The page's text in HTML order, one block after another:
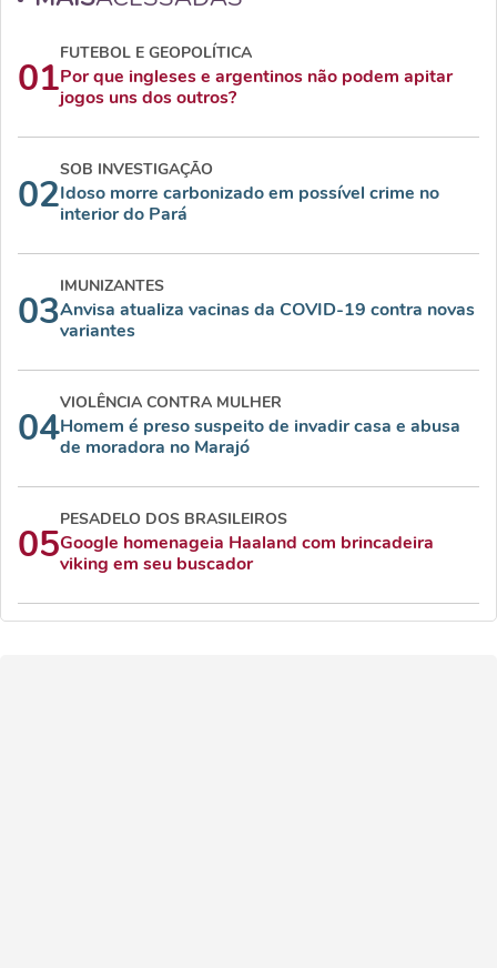
01
FUTEBOL E GEOPOLÍTICA
Por que ingleses e argentinos não podem apitar
jogos uns dos outros?
02
SOB INVESTIGAÇÃO
Idoso morre carbonizado em possível crime no
interior do Pará
03
IMUNIZANTES
Anvisa atualiza vacinas da COVID-19 contra novas
variantes
04
VIOLÊNCIA CONTRA MULHER
Homem é preso suspeito de invadir casa e abusa
de moradora no Marajó
05
PESADELO DOS BRASILEIROS
Google homenageia Haaland com brincadeira
viking em seu buscador